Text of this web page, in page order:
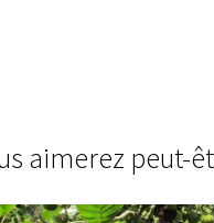
aimerez peut-